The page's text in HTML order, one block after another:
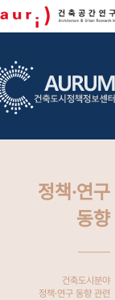
정책·연구
동향
건축도시분야
정책·연구 동향 관련